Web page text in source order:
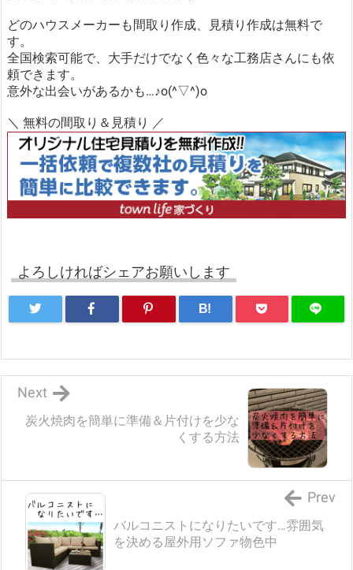
どのハウスメーカーも間取り作成、見積り作成は無料で
す。
全国検索可能で、大手だけでなく色々な工務店さんにも依
頼できます。
意外な出会いがあるかも…♪o(^▽^)o
＼ 無料の間取り＆見積り ／
よろしければシェアお願いします
B!
炭火焼肉を簡単に準備＆片付けを少な
くする方法
Next
バルコニストになりたいです…雰囲気
を決める屋外用ソファ物色中
Prev